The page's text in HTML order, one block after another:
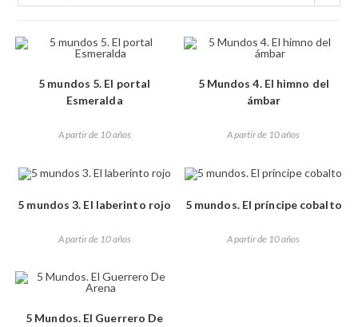
5 mundos 5. El portal
Esmeralda
A partir de 10 años
5 Mundos 4. El himno del
ámbar
A partir de 10 años
5 mundos 3. El laberinto rojo
A partir de 10 años
5 mundos. El príncipe cobalto
A partir de 10 años
5 Mundos. El Guerrero De